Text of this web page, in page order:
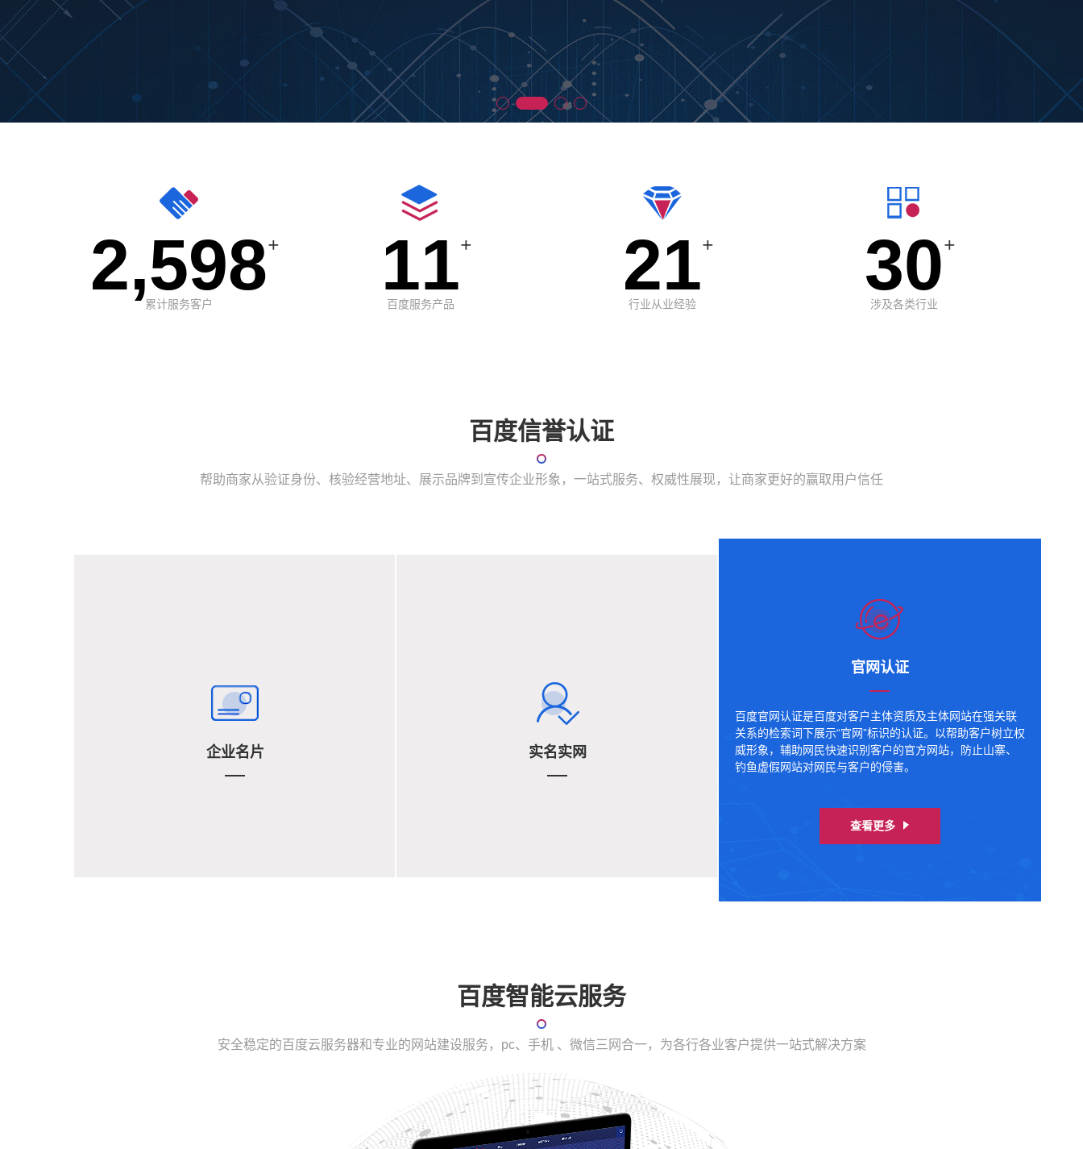
2,598+
累计服务客户 11+
百度服务产品 21+
行业从业经验 30+
涉及各类行业
百度信誉认证
帮助商家从验证身份、核验经营地址、展示品牌到宣传企业形象，一站式服务、权威性展现，让商家更好的赢取用户信任
企业名片 实名实网
官网认证
百度官网认证是百度对客户主体资质及主体网站在强关联
关系的检索词下展示“官网”标识的认证。以帮助客户树立权
威形象，辅助网民快速识别客户的官方网站，防止山寨、
钓鱼虚假网站对网民与客户的侵害。
查看更多
百度智能云服务
安全稳定的百度云服务器和专业的网站建设服务，pc、手机 、微信三网合一，为各行各业客户提供一站式解决方案